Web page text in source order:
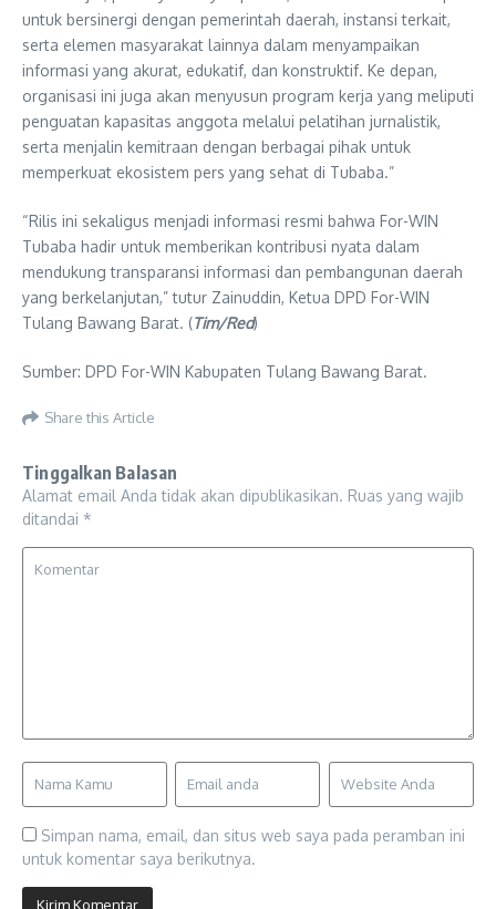
untuk bersinergi dengan pemerintah daerah, instansi terkait,
serta elemen masyarakat lainnya dalam menyampaikan
informasi yang akurat, edukatif, dan konstruktif. Ke depan,
organisasi ini juga akan menyusun program kerja yang meliputi
penguatan kapasitas anggota melalui pelatihan jurnalistik,
serta menjalin kemitraan dengan berbagai pihak untuk
memperkuat ekosistem pers yang sehat di Tubaba.”
“Rilis ini sekaligus menjadi informasi resmi bahwa For-WIN
Tubaba hadir untuk memberikan kontribusi nyata dalam
mendukung transparansi informasi dan pembangunan daerah
yang berkelanjutan,” tutur Zainuddin, Ketua DPD For-WIN
Tulang Bawang Barat. (Tim/Red)
Sumber: DPD For-WIN Kabupaten Tulang Bawang Barat.
Share this Article
Tinggalkan Balasan
Alamat email Anda tidak akan dipublikasikan. Ruas yang wajib
ditandai *
Simpan nama, email, dan situs web saya pada peramban ini
untuk komentar saya berikutnya.